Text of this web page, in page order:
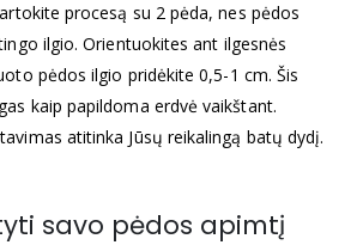
procesą su 2 pėda, nes pėdos
ilgio. Orientuokites ant ilgesnės
pėdos ilgio pridėkite 0,5-1 cm. Šis
kaip papildoma erdvė vaikštant.
atitinka Jūsų reikalingą batų dydį.
savo pėdos apimtį